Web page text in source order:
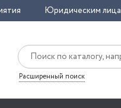
Юридическим
Расширенный поиск